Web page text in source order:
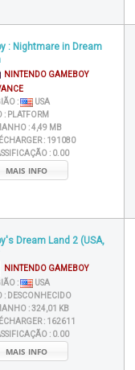
: Nightmare in Dream
NINTENDO GAMEBOY
:
USA
: PLATFORM
:4,49 MB
: 191080
: 0.00
MAIS INFO
Dream Land 2 (USA,
NINTENDO GAMEBOY
:
USA
: DESCONHECIDO
:324,01 KB
: 162611
: 0.00
MAIS INFO